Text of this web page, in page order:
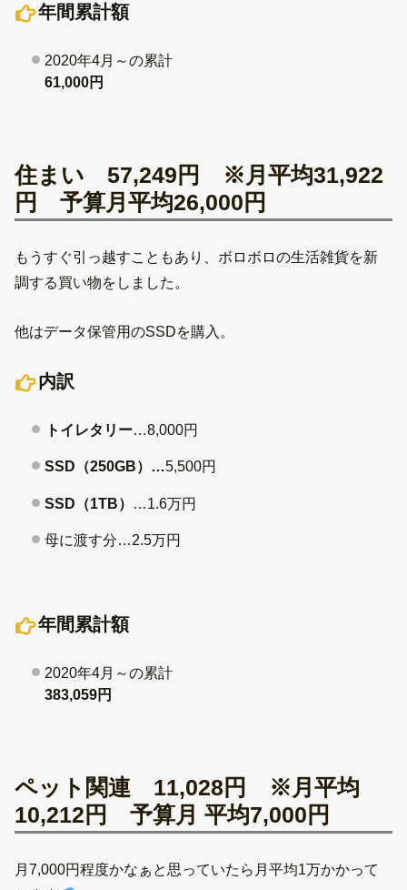
年間累計額
2020年4月～の累計
61,000円
住まい 57,249円 ※月平均31,922
円 予算月平均26,000円
もうすぐ引っ越すこともあり、ボロボロの生活雑貨を新
調する買い物をしました。
他はデータ保管用のSSDを購入。
内訳
トイレタリー…8,000円
SSD（250GB）…5,500円
SSD（1TB） …1.6万円
母に渡す分…2.5万円
年間累計額
2020年4月～の累計
383,059円
ペット関連 11,028円 ※月平均
10,212円 予算月 平均7,000円
月7,000円程度かなぁと思っていたら月平均1万かかって